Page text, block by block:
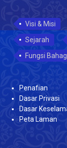
Visi & Misi
Sejarah
Fungsi
Penafian
Dasar Privasi
Dasar
Peta Laman